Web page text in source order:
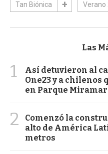
Tan Biónica Verano
Las
1
Así detuvieron al
One23 y a chilenos
en Parque Miramar
2
Comenzó la
alto de América
metros